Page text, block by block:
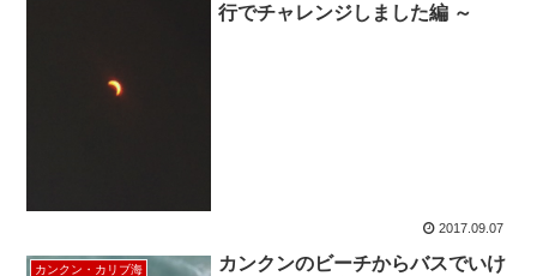
行でチャレンジしました編 ～
2017.09.07
カンクン・カリブ海
カンクンのビーチからバスでいけ